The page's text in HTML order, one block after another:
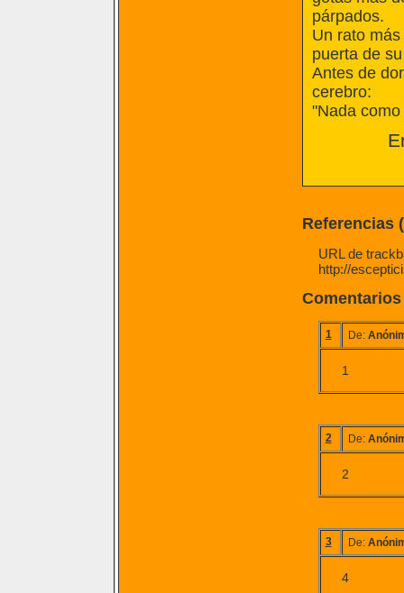
párpados.
Un rato
puerta de
Antes de
cerebro:
"Nada
Referencias
URL de
http://
Comentarios
1 De:
1
2 De:
2
3 De:
4